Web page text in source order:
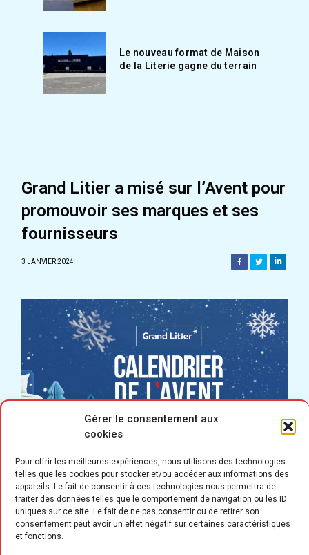
Gérer le consentement aux
cookies
Pour offrir les meilleures expériences, nous utilisons des technologies
telles que les cookies pour stocker et/ou accéder aux informations des
appareils. Le fait de consentir à ces technologies nous permettra de
traiter des données telles que le comportement de navigation ou les ID
uniques sur ce site. Le fait de ne pas consentir ou de retirer son
consentement peut avoir un effet négatif sur certaines caractéristiques
et fonctions.
Le nouveau format de Maison
de la Literie gagne du terrain
Grand Litier a misé sur l’Avent pour
promouvoir ses marques et ses
fournisseurs
3 JANVIER 2024